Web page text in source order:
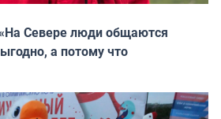
Севере люди общаются
а потому что